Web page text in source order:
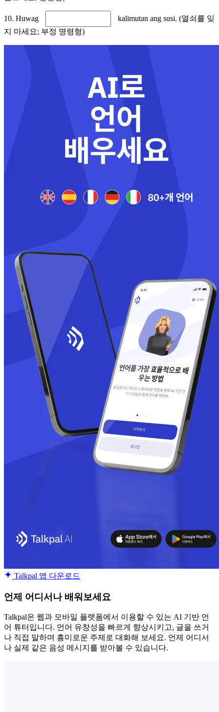
10. Huwag
kalimutan ang susi. (열쇠를 잊
지 마세요; 부정 명령형)
Talkpal 앱 다운로드
언제 어디서나 배워보세요
Talkpal은 웹과 모바일 플랫폼에서 이용할 수 있는 AI 기반 언
어 튜터입니다. 언어 유창성을 빠르게 향상시키고, 글을 쓰거
나 직접 말하며 흥미로운 주제로 대화해 보세요. 언제 어디서
나 실제 같은 음성 메시지를 받아볼 수 있습니다.